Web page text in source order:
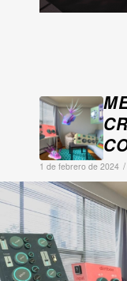
1 de febrero de 2024 /